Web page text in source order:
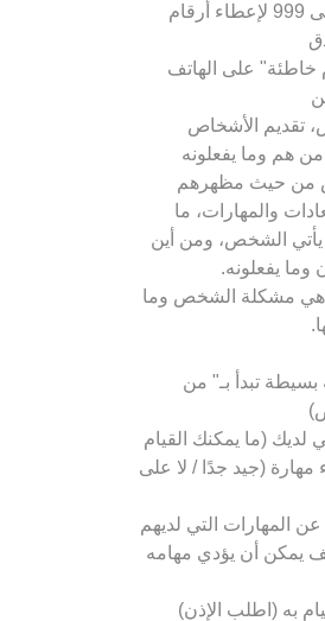
يمكن استخدام الأرقام حتى 999 لإعطاء أرقام
خاطئة" على الهاتف
تقديم الأشخاص
هم وما يفعلونه
من حيث مظهرهم
والمهارات، ما
يأتي الشخص، ومن أين
يفعلونه.
هي مشكلة الشخص وما
تبدأ بـ" من
لديك (ما يمكنك القيام
(جيد جدًا / لا على
المهارات التي لديهم
يمكن أن يؤدي مهامه
به (اطلب الإذن)